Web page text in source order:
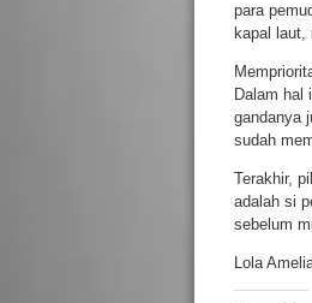
para
kapal laut,
Dalam hal
gandanya
sudah
Terakhir,
adalah si
sebelum
Lola